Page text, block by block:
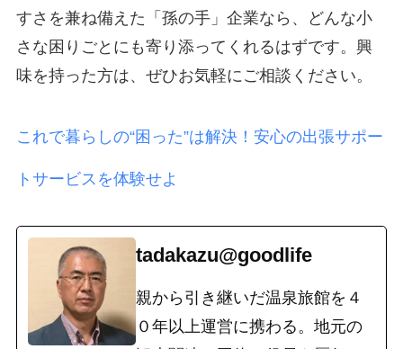
すさを兼ね備えた「孫の手」企業なら、どんな小
さな困りごとにも寄り添ってくれるはずです。興
味を持った方は、ぜひお気軽にご相談ください。
これで暮らしの“困った”は解決！安心の出張サポー
トサービスを体験せよ
tadakazu@goodlife
親から引き継いだ温泉旅館を４
０年以上運営に携わる。地元の